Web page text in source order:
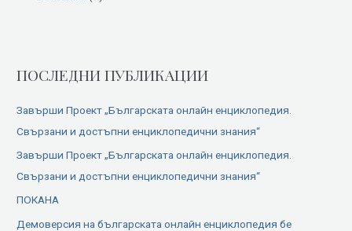
ПОСЛЕДНИ ПУБЛИКАЦИИ
Завърши Проект „Българската онлайн енциклопедия.
Свързани и достъпни енциклопедични знания“
Завърши Проект „Българската онлайн енциклопедия.
Свързани и достъпни енциклопедични знания“
ПОКАНА
Демоверсия на българската онлайн енциклопедия бе